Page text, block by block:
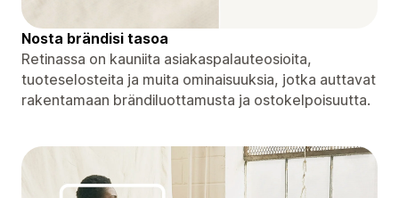
Nosta brändisi tasoa
Retinassa on kauniita asiakaspalauteosioita,
tuoteselosteita ja muita ominaisuuksia, jotka auttavat
rakentamaan brändiluottamusta ja ostokelpoisuutta.